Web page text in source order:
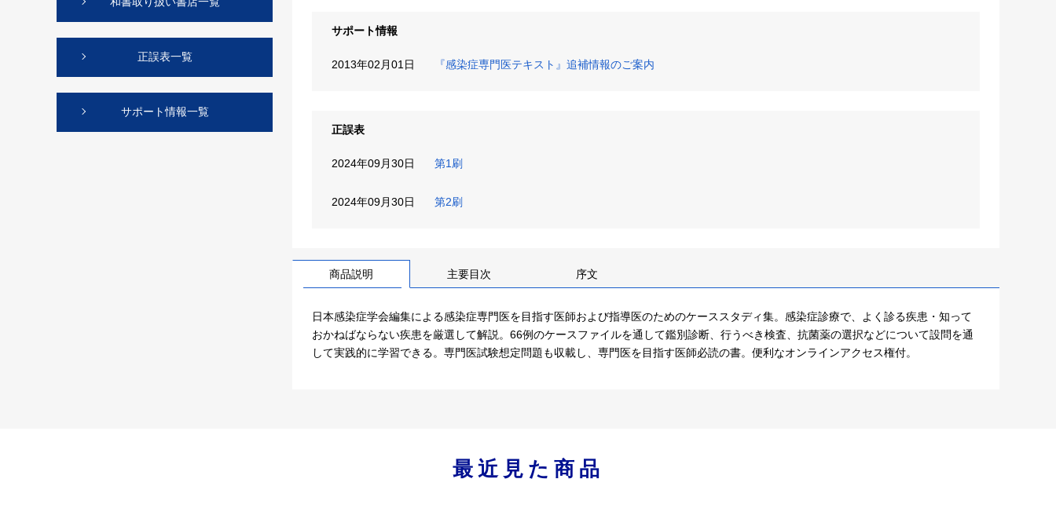
サポート情報
2013年02月01日 『感染症専門医テキスト』追補情報のご案内
正誤表
2024年09月30日 第1刷
2024年09月30日 第2刷
商品説明 主要目次 序文
日本感染症学会編集による感染症専門医を目指す医師および指導医のためのケーススタディ集。感染症診療で、よく診る疾患・知って
おかねばならない疾患を厳選して解説。66例のケースファイルを通して鑑別診断、行うべき検査、抗菌薬の選択などについて設問を通
して実践的に学習できる。専門医試験想定問題も収載し、専門医を目指す医師必読の書。便利なオンラインアクセス権付。
正誤表一覧
サポート情報一覧
最近見た商品